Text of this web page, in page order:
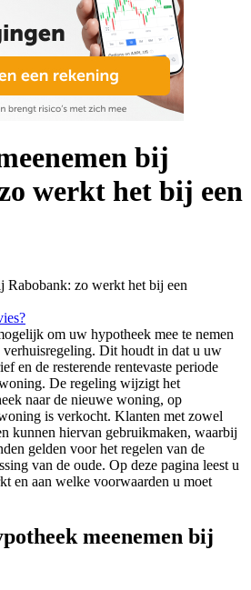
bij
werkt het bij een
Rabobank: zo werkt het bij een
om uw hypotheek mee te nemen
Dit houdt in dat u uw
en de resterende rentevaste periode
De regeling wijzigt het
naar de nieuwe woning, op
is verkocht. Klanten met zowel
kunnen hiervan gebruikmaken, waarbij
gelden voor het regelen van de
van de oude. Op deze pagina leest u
en aan welke voorwaarden u moet
meenemen bij